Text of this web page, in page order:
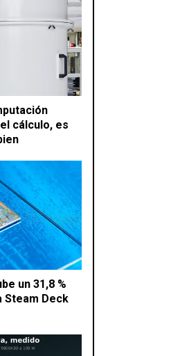
cálculo, es
un 31,8 %
Steam Deck